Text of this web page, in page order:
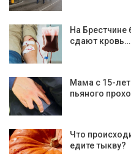
На Брестчине
сдают кровь…
Мама с 15-
пьяного
Что
едите тыкву?